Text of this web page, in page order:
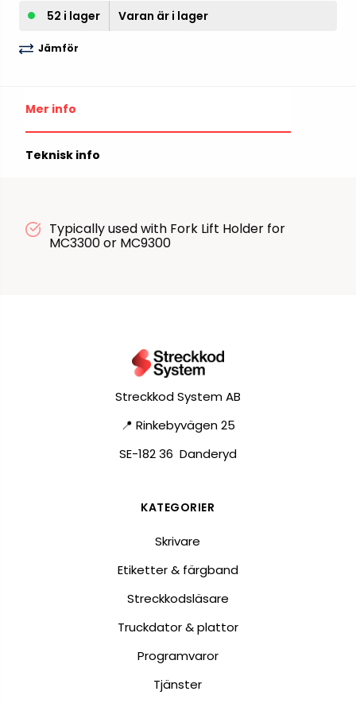
52 i lager Varan är i lager
Jämför
Mer info
Teknisk info
Typically used with Fork Lift Holder for
MC3300 or MC9300
Streckkod System AB
📍 Rinkebyvägen 25
SE-182 36 Danderyd
KATEGORIER
Skrivare
Etiketter & färgband
Streckkodsläsare
Truckdator & plattor
Programvaror
Tjänster